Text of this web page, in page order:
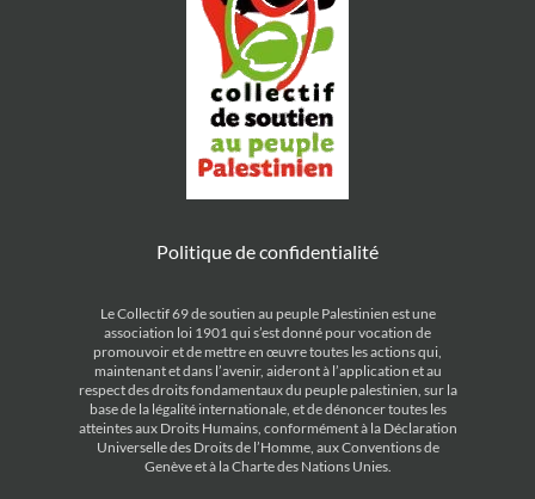
Politique de confidentialité
Le Collectif 69 de soutien au peuple Palestinien est une
association loi 1901 qui s’est donné pour vocation de
promouvoir et de mettre en œuvre toutes les actions qui,
maintenant et dans l’avenir, aideront à l’application et au
respect des droits fondamentaux du peuple palestinien, sur la
base de la légalité internationale, et de dénoncer toutes les
atteintes aux Droits Humains, conformément à la Déclaration
Universelle des Droits de l’Homme, aux Conventions de
Genève et à la Charte des Nations Unies.